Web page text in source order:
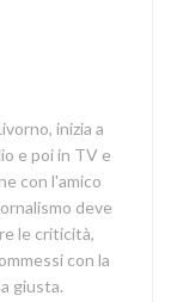
inizia a
e poi in TV e
con l'amico
deve
le criticità,
con la
giusta.